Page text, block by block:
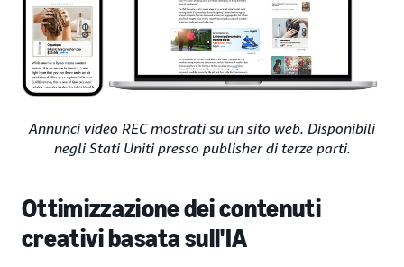
Annunci video REC mostrati su un sito web. Disponibili
negli Stati Uniti presso publisher di terze parti.
Ottimizzazione dei contenuti
creativi basata sull'IA